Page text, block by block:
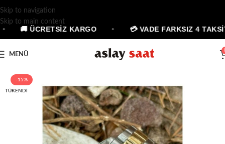
Skip to navigation
Skip to main content
🚚 ÜCRETSİZ KARGO 💳 VADE FARKSIZ 4 TAKSİT
MENÜ
-15%
TÜKENDI